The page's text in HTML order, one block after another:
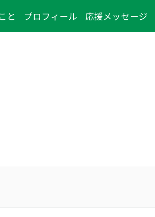
と プロフィール 応援メッセージ